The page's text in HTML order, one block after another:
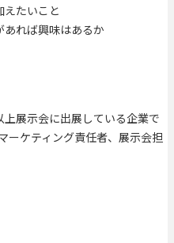
えたいこと
あれば興味はあるか
展示会に出展している企業で
ーケティング責任者、展示会担